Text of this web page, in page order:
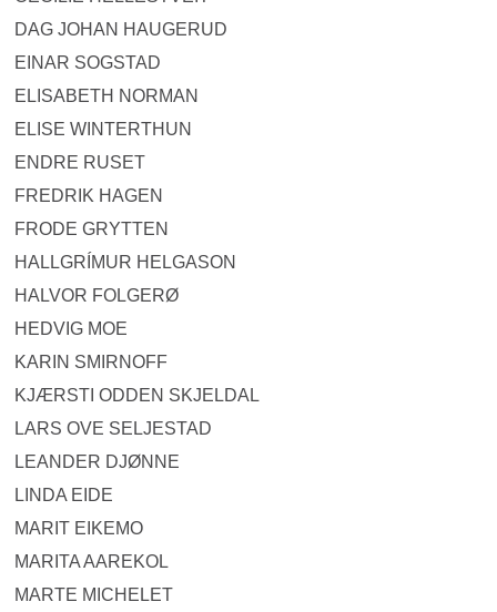
DAG JOHAN HAUGERUD
EINAR SOGSTAD
ELISABETH NORMAN
ELISE WINTERTHUN
ENDRE RUSET
FREDRIK HAGEN
FRODE GRYTTEN
HALLGRÍMUR HELGASON
HALVOR FOLGERØ
HEDVIG MOE
KARIN SMIRNOFF
KJÆRSTI ODDEN SKJELDAL
LARS OVE SELJESTAD
LEANDER DJØNNE
LINDA EIDE
MARIT EIKEMO
MARITA AAREKOL
MARTE MICHELET